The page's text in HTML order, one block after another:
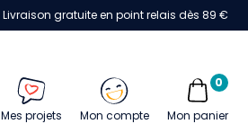
Livraison gratuite en point relais dès 89 €
Mes projets Mon compte Mon panier
0